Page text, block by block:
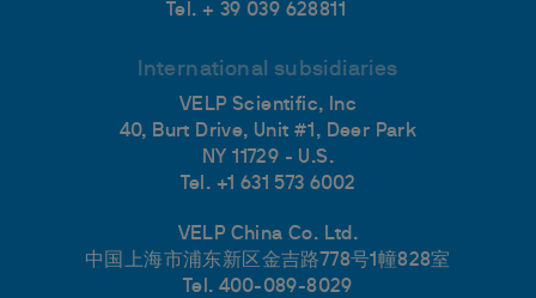
Tel. + 39 039 628811
International subsidiaries
VELP Scientific, Inc
40, Burt Drive, Unit #1, Deer Park
NY 11729 - U.S.
Tel. +1 631 573 6002
VELP China Co. Ltd.
中国上海市浦东新区金吉路778号1幢828室
Tel. 400-089-8029